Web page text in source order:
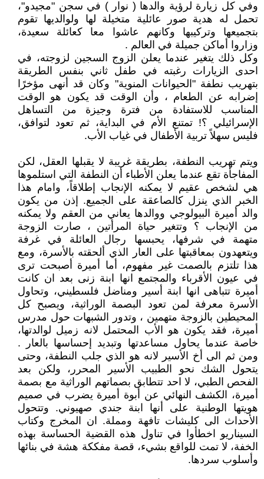
وفي كل زيارة لرؤية والدها ( نوار ) في سجن "مجيدو"،
تحمل له هدية صور عائلية متخيلة لها ولوالديها تقوم
بتجميعها وتركيبها وكانهم عاشوا معا كعائلة سعيدة،
وزاروا أماكن جميلة في العالم .
وكل ذلك يتغير عندما يعلن الزوج السجين لزوجته، في
احدى الزيارات رغبته في طفل ثاني بنفس الطريقة
بتهريب نطفة "الحيوانات المنوية" وكان قد أنهى مؤخرًا
إضرابه عن الطعام ، وأن الوقت قد يكون هو الوقت
المناسب للاستفادة من فترة وجيزة من التساهل
الإسرائيلي ؟! تمتنع الأم في البداية، ثم تعود لتوافق،
فليس سهلاً تربية الأطفال في غياب الأب.
ويتم تهريب النطفة، بطريقة غريبة لا يقبلها العقل، لكن
المفاجأة تقع عندما يعلن الأطباء أن النطفة التي استلموها
هي لشخص عقيم لا يمكنه الإنجاب إطلاقاً، وامام هذا
الخبر الذي ينزل كالصاعقة على الجميع. إذن من يكون
والد أميرة البيولوجي ووالدها يعاني من العقم ولا يمكنه
من الإنجاب ؟ وتتغير حياة المرأتين ، صارت الزوجة
متهمة في شرفها، يحبسها رجال العائلة في غرفة
ويتعهدون بمعاقبتها على العار الذي ألحقته بالأسرة، ومع
هذا تلتزم بالصمت غير مفهوم، أما أميرة أصبحت ترى
في عيون الأقرباء والمجتمع انها ابنة زنى بعد ان كانت
أميرة تتباهى انها ابنة أسير ومناضل فلسطيني، وتحاول
الأسرة معرفة لمن تعود البصمة الوراثية، ويصبح كل
المحيطين بالزوجة متهمين ، وتدور الشبهات حول مدرس
أميرة، فقد يكون هو الأب المحتمل لانه زميل لوالدتها،
خاصة عندما يحاول مساعدتها وتبديد إحساسها بالعار .
ومن ثم الى أخ الأسير لانه هو الذي جلب النطفة، وحتى
يتحول الشك نحو الطبيب الأسير المحرر، ولكن بعد
الفحص الطبي، لا احد تتطابق بصماتهم الوراثية مع بصمة
أميرة، الكشف النهائي عن أبوة أميرة يضرب في صميم
هويتها الوطنية على أنها ابنة جندي صهيوني. وتتحول
الأحداث الى كليشات تافهة ومملة. ان المخرج وكتاب
السيناريو اخطأوا في تناول هذه القضية الحساسة بهذه
الخفة، لا تمت للواقع بشيء، قصة مفككة هشة في بنائها
وأسلوب سردها.